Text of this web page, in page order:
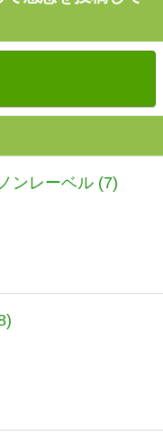
ンレーベル (7)